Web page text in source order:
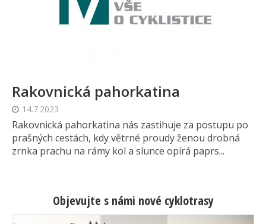
Rakovnická pahorkatina
14.7.2023
Rakovnická pahorkatina nás zastihuje za postupu po
prašných cestách, kdy větrné proudy ženou drobná
zrnka prachu na rámy kol a slunce opírá paprs...
Objevujte s námi nové cyklotrasy